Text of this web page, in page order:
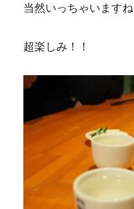
当然いっちゃいますね
超楽しみ！！